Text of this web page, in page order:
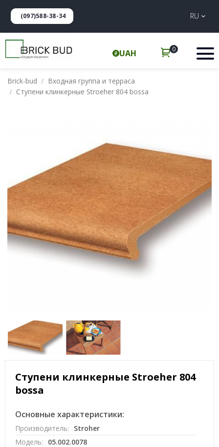
(097)588-38-34 RU
UAH 0
Brick-bud
Входная группа и терраса
Ступени клинкерные Stroeher 804 bossa
Ступени клинкерные Stroeher 804
bossa
Основные характеристики:
Производитель:
Stroher
Модель:
05.002.0078